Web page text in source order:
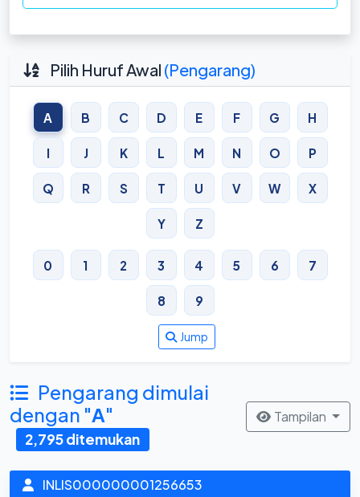
Pilih Huruf Awal (Pengarang)
A B C D E F G H
I J K L M N O P
Q R S T U V W X
Y Z
0 1 2 3 4 5 6 7
8 9
Jump
Pengarang dimulai
dengan "A"
2,795 ditemukan
Tampilan
INLIS000000001256653